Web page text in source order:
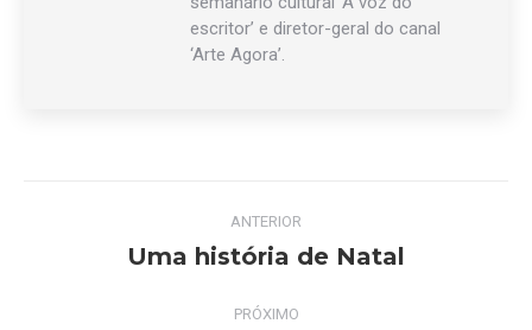
escritor’ e diretor-geral do canal
‘Arte Agora’.
NavegaçãoANTERIOR
Post
Uma história de Natal
PRÓXIMO